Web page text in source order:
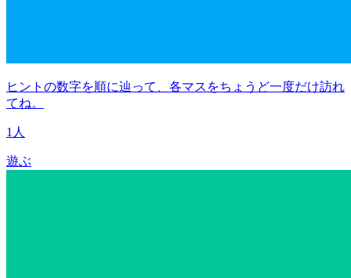
ヒントの数字を順に辿って、各マスをちょうど一度だけ訪れ
てね。
1人
遊ぶ